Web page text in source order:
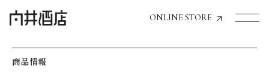
ONLINE STORE
商品情報